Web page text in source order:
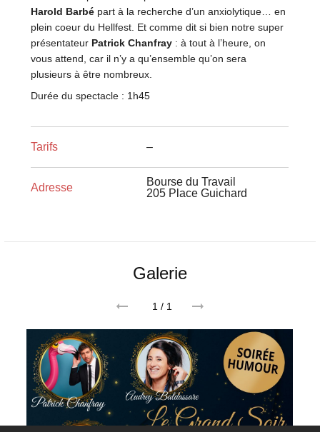
Harold Barbé part à la recherche d’un anxiolytique… en
plein coeur du Hellfest. Et comme dit si bien notre super
présentateur Patrick Chanfray : à tout à l’heure, on
vous attend, car il n’y a qu’ensemble qu’on sera
plusieurs à être nombreux.
Durée du spectacle : 1h45
Tarifs –
Adresse
Bourse du Travail
205 Place Guichard
Galerie
1 / 1